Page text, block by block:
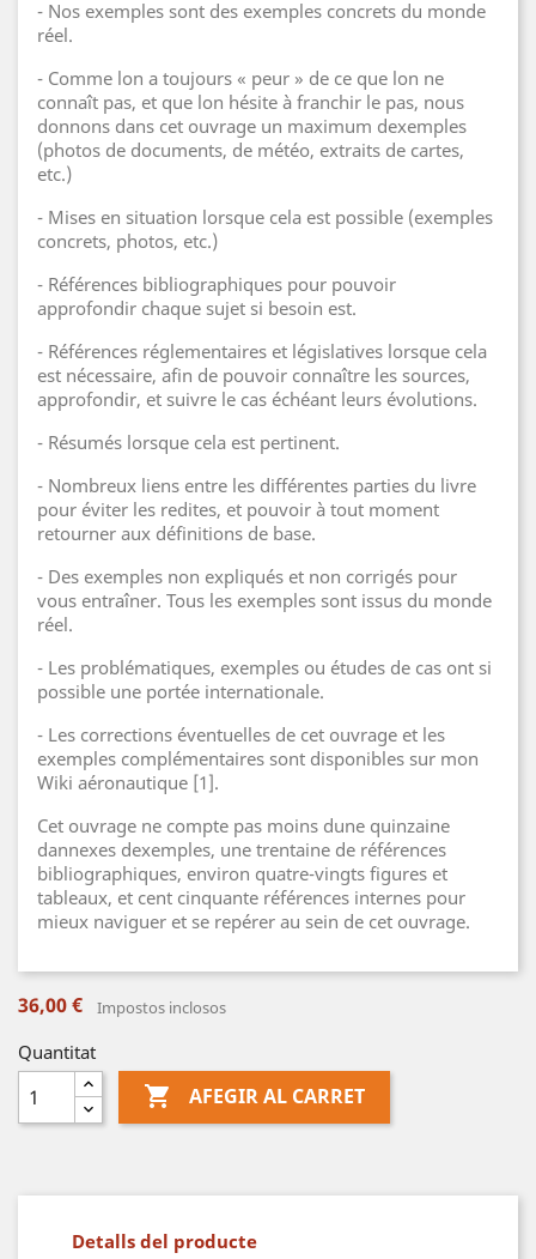
- Nos exemples sont des exemples concrets du monde
réel.
- Comme lon a toujours « peur » de ce que lon ne
connaît pas, et que lon hésite à franchir le pas, nous
donnons dans cet ouvrage un maximum dexemples
(photos de documents, de météo, extraits de cartes,
etc.)
- Mises en situation lorsque cela est possible (exemples
concrets, photos, etc.)
- Références bibliographiques pour pouvoir
approfondir chaque sujet si besoin est.
- Références réglementaires et législatives lorsque cela
est nécessaire, afin de pouvoir connaître les sources,
approfondir, et suivre le cas échéant leurs évolutions.
- Résumés lorsque cela est pertinent.
- Nombreux liens entre les différentes parties du livre
pour éviter les redites, et pouvoir à tout moment
retourner aux définitions de base.
- Des exemples non expliqués et non corrigés pour
vous entraîner. Tous les exemples sont issus du monde
réel.
- Les problématiques, exemples ou études de cas ont si
possible une portée internationale.
- Les corrections éventuelles de cet ouvrage et les
exemples complémentaires sont disponibles sur mon
Wiki aéronautique [1].
Cet ouvrage ne compte pas moins dune quinzaine
dannexes dexemples, une trentaine de références
bibliographiques, environ quatre-vingts figures et
tableaux, et cent cinquante références internes pour
mieux naviguer et se repérer au sein de cet ouvrage.
36,00 € Impostos inclosos
Quantitat
 AFEGIR AL CARRET
Detalls del producte